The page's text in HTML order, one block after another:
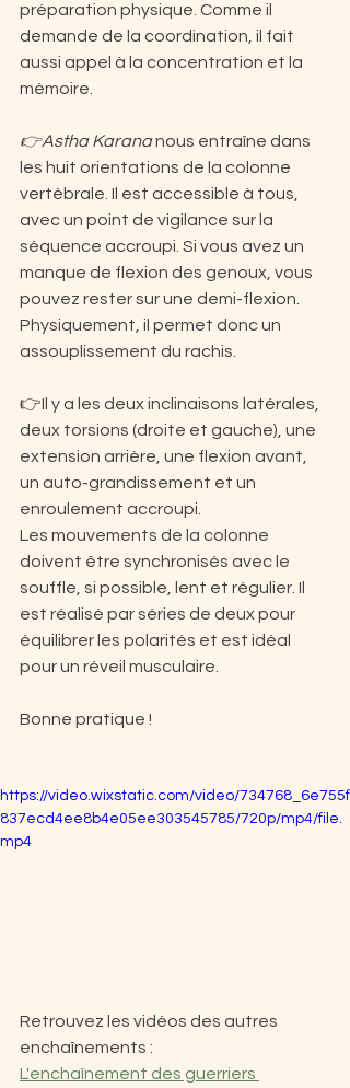
préparation physique. Comme il
demande de la coordination, il fait
aussi appel à la concentration et la
mémoire.
👉Astha Karana nous entraîne dans
les huit orientations de la colonne
vertébrale. Il est accessible à tous,
avec un point de vigilance sur la
séquence accroupi. Si vous avez un
manque de flexion des genoux, vous
pouvez rester sur une demi-flexion.
Physiquement, il permet donc un
assouplissement du rachis.
👉Il y a les deux inclinaisons latérales,
deux torsions (droite et gauche), une
extension arrière, une flexion avant,
un auto-grandissement et un
enroulement accroupi.
Les mouvements de la colonne
doivent être synchronisés avec le
souffle, si possible, lent et régulier. Il
est réalisé par séries de deux pour
équilibrer les polarités et est idéal
pour un réveil musculaire.
Bonne pratique !
https://video.wixstatic.com/video/734768_6e755f
837ecd4ee8b4e05ee303545785/720p/mp4/file.
mp4
Retrouvez les vidéos des autres
enchaînements :
L'enchaînement des guerriers